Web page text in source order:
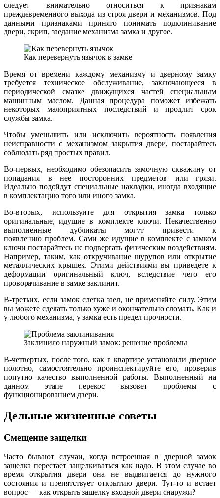
следует внимательно относиться к признакам
преждевременного выхода из строя двери и механизмов. Под
данными признаками принято понимать подклинивание
двери, скрип, заедание механизма замка и другое.
Как перевернуть язычок в замке
Время от времени каждому механизму и дверному замку
требуется техническое обслуживание, заключающееся в
периодической смазке движущихся частей специальным
машинным маслом. Данная процедура поможет избежать
некоторых малоприятных последствий и продлит срок
службы замка.
Чтобы уменьшить или исключить вероятность появления
неисправности с механизмом закрытия двери, постарайтесь
соблюдать ряд простых правил.
Во-первых, необходимо обезопасить замочную скважину от
попадания в нее посторонних предметов или грязи.
Идеально подойдут специальные накладки, иногда входящие
в комплектацию того или иного замка.
Во-вторых, используйте для открытия замка только
оригинальные, идущие в комплекте ключи. Некачественно
выполненные дубликаты могут привести к
появлению проблем. Сами же идущие в комплекте с замком
ключи постарайтесь не подвергать физическим воздействиям.
Например, таким, как откручивание шурупов или открытие
металлических крышек. Этими действиями вы приведете к
деформации оригинальный ключ, вследствие чего его
проворачивание в замке заклинит.
В-третьих, если замок слегка заел, не применяйте силу. Этим
вы можете сделать только хуже и окончательно сломать. Как и
у любого механизма, у замка есть предел прочности.
Заклинило наружный замок: решение проблемы
В-четвертых, после того, как в квартире установили дверное
полотно, самостоятельно проинспектируйте его, проверив
попутно качество выполненной работы. Выполненный на
данном этапе перекос вызовет проблемы с
функционированием двери.
Дельные жизненные советы
Смещение защелки
Часто бывают случаи, когда встроенная в дверной замок
защелка перестает защелкиваться как надо. В этом случае во
время открытия двери она не выдвигается до нужного
состояния и препятствует открытию двери. Тут-то и встает
вопрос — как открыть защелку входной двери снаружи?